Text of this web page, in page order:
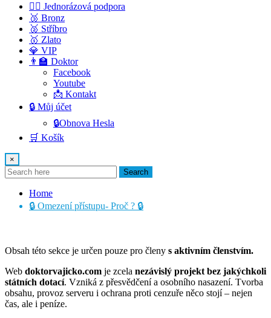
💁‍♂️ Jednorázová podpora
🥉 Bronz
🥈 Stříbro
🥇 Zlato
💎 VIP
👨‍🏫 Doktor
Facebook
Youtube
📩 Kontakt
🔒 Můj účet
🔒Obnova Hesla
🛒 Košík
×
Search
Home
🔒 Omezení přístupu- Proč ? 🔒
Obsah této sekce je určen pouze pro členy s aktivním členstvím.
Web doktorvajicko.com je zcela nezávislý projekt bez jakýchkoli
státních dotací. Vzniká z přesvědčení a osobního nasazení. Tvorba
obsahu, provoz serveru i ochrana proti cenzuře něco stojí – nejen
čas, ale i peníze.